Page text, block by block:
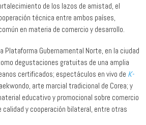
de los lazos de amistad, el
técnica entre ambos países,
en materia de comercio y desarrollo.
Plataforma Gubernamental Norte, en la ciudad
degustaciones gratuitas de una amplia
certificados; espectáculos en vivo de K-
arte marcial tradicional de Corea; y
educativo y promocional sobre comercio
y cooperación bilateral, entre otras